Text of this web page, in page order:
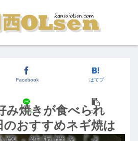
み焼きが食べられ
のおすすめネギ焼は
Facebook はてブ
LINE コピー